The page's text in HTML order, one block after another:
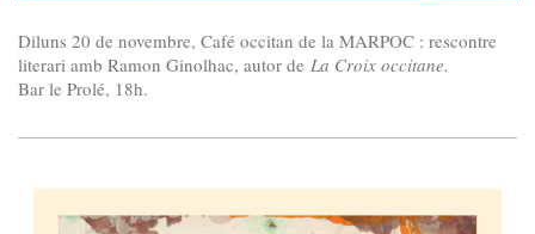
Diluns 20 de novembre, Café occitan de la MARPOC : rescontre
literari amb Ramon Ginolhac, autor de La Croix occitane.
Bar le Prolé, 18h.